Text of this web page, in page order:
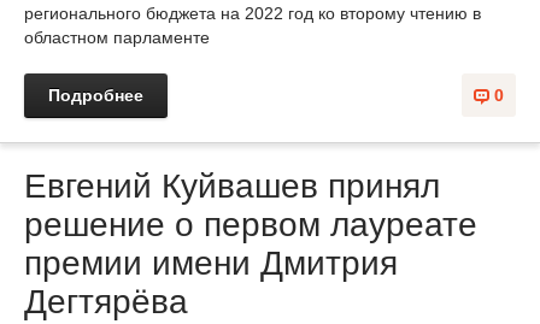
регионального бюджета на 2022 год ко второму чтению в
областном парламенте
0
Подробнее
Евгений Куйвашев принял
решение о первом лауреате
премии имени Дмитрия
Дегтярёва